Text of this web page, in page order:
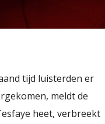
tijd luisterden er
meldt de
heet, verbreekt